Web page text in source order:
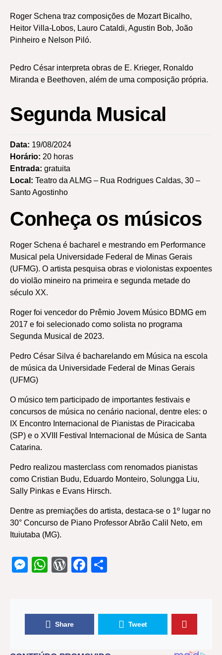
Roger Schena traz composições de Mozart Bicalho,
Heitor Villa-Lobos, Lauro Cataldi, Agustin Bob, João
Pinheiro e Nelson Piló.
Pedro César interpreta obras de E. Krieger, Ronaldo
Miranda e Beethoven, além de uma composição própria.
Segunda Musical
Data: 19/08/2024
Horário: 20 horas
Entrada: gratuita
Local: Teatro da ALMG – Rua Rodrigues Caldas, 30 –
Santo Agostinho
Conheça os músicos
Roger Schena é bacharel e mestrando em Performance
Musical pela Universidade Federal de Minas Gerais
(UFMG). O artista pesquisa obras e violonistas expoentes
do violão mineiro na primeira e segunda metade do
século XX.
Roger foi vencedor do Prêmio Jovem Músico BDMG em
2017 e foi selecionado como solista no programa
Segunda Musical de 2023.
Pedro César Silva é bacharelando em Música na escola
de música da Universidade Federal de Minas Gerais
(UFMG)
O músico tem participado de importantes festivais e
concursos de música no cenário nacional, dentre eles: o
IX Encontro Internacional de Pianistas de Piracicaba
(SP) e o XVIII Festival Internacional de Música de Santa
Catarina.
Pedro realizou masterclass com renomados pianistas
como Cristian Budu, Eduardo Monteiro, Solungga Liu,
Sally Pinkas e Evans Hirsch.
Dentre as premiações do artista, destaca-se o 1º lugar no
30° Concurso de Piano Professor Abrão Calil Neto, em
Ituiutaba (MG).
Messenger
WhatsApp
WordPress
Facebook
Share Tweet